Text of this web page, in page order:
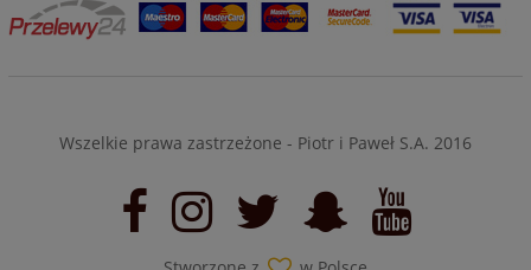
Wszelkie prawa zastrzeżone - Piotr i Paweł S.A. 2016